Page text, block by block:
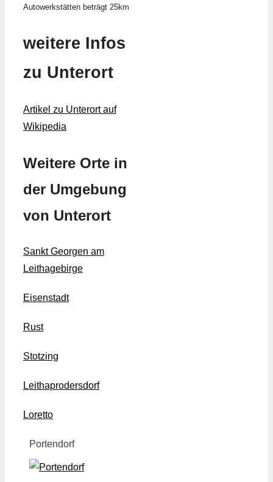
Autowerkstätten beträgt 25km
weitere Infos
zu Unterort
Artikel zu Unterort auf
Wikipedia
Weitere Orte in
der Umgebung
von Unterort
Sankt Georgen am
Leithagebirge
Eisenstadt
Rust
Stotzing
Leithaprodersdorf
Loretto
Portendorf